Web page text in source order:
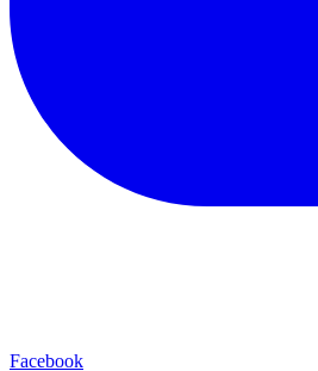
Facebook